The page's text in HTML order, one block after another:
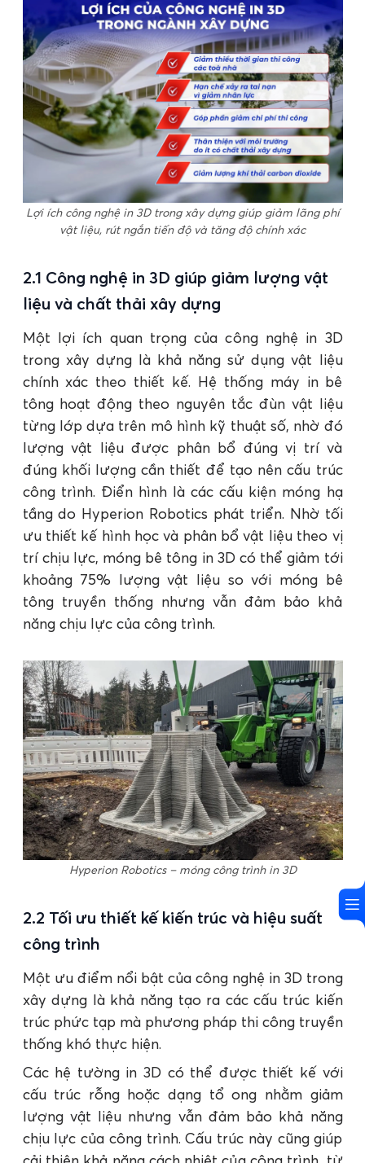
Lợi ích công nghệ in 3D trong xây dựng giúp giảm lãng phí
vật liệu, rút ngắn tiến độ và tăng độ chính xác
2.1 Công nghệ in 3D giúp giảm lượng vật
liệu và chất thải xây dựng
Một lợi ích quan trọng của công nghệ in 3D
trong xây dựng là khả năng sử dụng vật liệu
chính xác theo thiết kế. Hệ thống máy in bê
tông hoạt động theo nguyên tắc đùn vật liệu
từng lớp dựa trên mô hình kỹ thuật số, nhờ đó
lượng vật liệu được phân bổ đúng vị trí và
đúng khối lượng cần thiết để tạo nên cấu trúc
công trình. Điển hình là các cấu kiện móng hạ
tầng do Hyperion Robotics phát triển. Nhờ tối
ưu thiết kế hình học và phân bổ vật liệu theo vị
trí chịu lực, móng bê tông in 3D có thể giảm tới
khoảng 75% lượng vật liệu so với móng bê
tông truyền thống nhưng vẫn đảm bảo khả
năng chịu lực của công trình.
Hyperion Robotics – móng công trình in 3D
2.2 Tối ưu thiết kế kiến trúc và hiệu suất
công trình
Một ưu điểm nổi bật của công nghệ in 3D trong
xây dựng là khả năng tạo ra các cấu trúc kiến
trúc phức tạp mà phương pháp thi công truyền
thống khó thực hiện.
Các hệ tường in 3D có thể được thiết kế với
cấu trúc rỗng hoặc dạng tổ ong nhằm giảm
lượng vật liệu nhưng vẫn đảm bảo khả năng
chịu lực của công trình. Cấu trúc này cũng giúp